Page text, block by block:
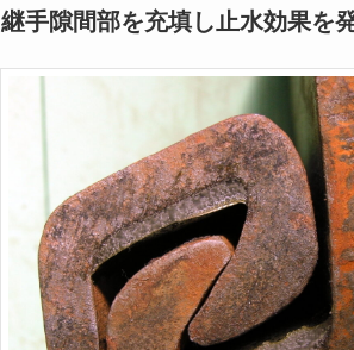
継手隙間部を充填し止水効果を